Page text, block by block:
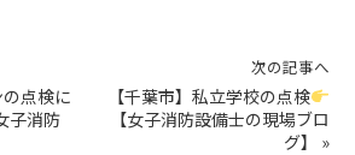
点検に
子消防
次の記事へ
【千葉市】私立学校の点検
【女子消防設備士の現場ブロ
グ】
»